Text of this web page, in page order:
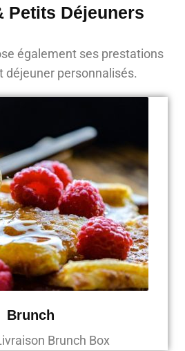
Petits Déjeuners
également ses prestations
déjeuner personnalisés.
Brunch
Brunch Box